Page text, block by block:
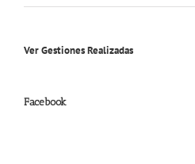
Ver Gestiones Realizadas
Facebook